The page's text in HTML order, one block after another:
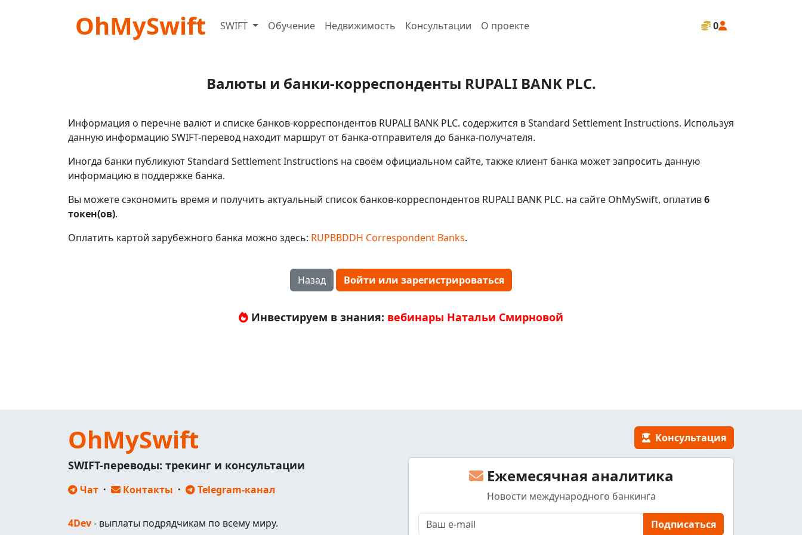
OhMySwift SWIFT Обучение Недвижимость Консультации О проекте 0
Валюты и банки-корреспонденты RUPALI BANK PLC.
Информация о перечне валют и списке банков-корреспондентов RUPALI BANK PLC. содержится в Standard Settlement Instructions. Используя
данную информацию SWIFT-перевод находит маршрут от банка-отправителя до банка-получателя.
Иногда банки публикуют Standard Settlement Instructions на своём официальном сайте, также клиент банка может запросить данную
информацию в поддержке банка.
Вы можете сэкономить время и получить актуальный список банков-корреспондентов RUPALI BANK PLC. на сайте OhMySwift, оплатив6
токен(ов).
Оплатить картой зарубежного банка можно здесь: RUPBBDDH Correspondent Banks.
Назад Войти или зарегистрироваться
Инвестируем в знания: вебинары Натальи Смирновой
OhMySwift Консультация
SWIFT-переводы: трекинг и консультации
Чат · Контакты · Telegram-канал
4Dev- выплаты подрядчикам по всему миру.
Ежемесячная аналитика
Новости международного банкинга
Подписаться